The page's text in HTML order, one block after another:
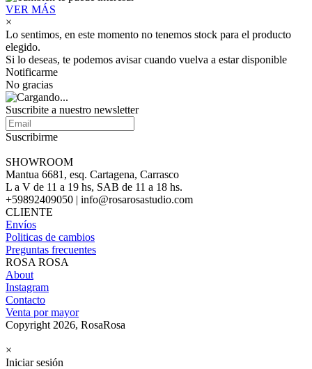
VER MÁS
×
Lo sentimos, en este momento no tenemos stock para el producto
elegido.
Si lo deseas, te podemos avisar cuando vuelva a estar disponible
Notificarme
No gracias
Suscribite a nuestro newsletter
Suscribirme
SHOWROOM
Mantua 6681, esq. Cartagena, Carrasco
L a V de 11 a 19 hs, SAB de 11 a 18 hs.
+59892409050 | info@rosarosastudio.com
CLIENTE
Envíos
Politicas de cambios
Preguntas frecuentes
ROSA ROSA
About
Instagram
Contacto
Venta por mayor
Copyright 2026, RosaRosa
×
Iniciar sesión